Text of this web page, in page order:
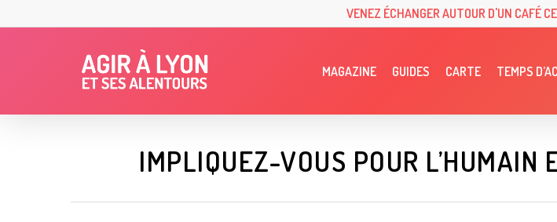
to
VENEZ ÉCHANGER AUTOUR D'UN CAFÉ
MAGAZINE GUIDES CARTE TEMPS
IMPLIQUEZ-VOUS POUR